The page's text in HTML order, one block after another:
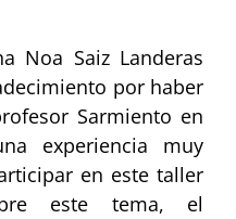
Noa Saiz Landeras
por haber
Sarmiento en
experiencia muy
en este taller
este tema, el